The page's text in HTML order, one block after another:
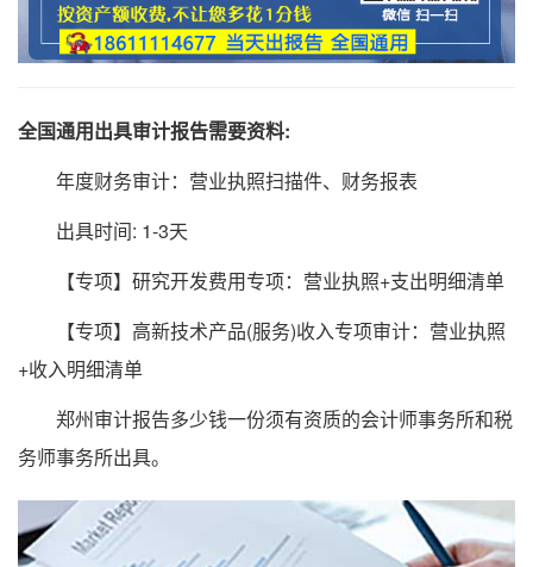
全国通用出具审计报告需要资料:
年度财务审计：营业执照扫描件、财务报表
出具时间: 1-3天
【专项】研究开发费用专项：营业执照+支出明细清单
【专项】高新技术产品(服务)收入专项审计：营业执照
+收入明细清单
郑州审计报告多少钱一份须有资质的会计师事务所和税
务师事务所出具。